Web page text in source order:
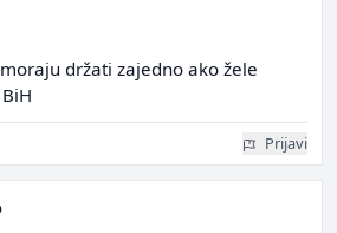
držati zajedno ako žele
Prijavi